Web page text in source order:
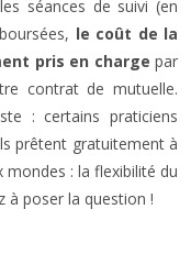
séances de suivi (en
le coût de la
pris en charge par
contrat de mutuelle.
: certains praticiens
prêtent gratuitement à
mondes : la flexibilité du
à poser la question !